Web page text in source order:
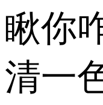
瞅你
清一